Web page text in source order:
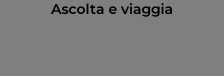
Ascolta e viaggia